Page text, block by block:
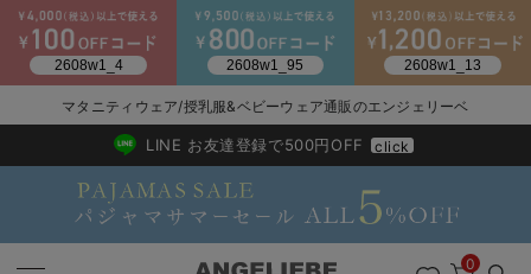
マタニティウェア/授乳服&ベビーウェア通販のエンジェリーベ
2026/NewArrival
送料495円(一部地域を除く) 7,700円以上で送料無料
LINE お友達登録で500円OFF click
0